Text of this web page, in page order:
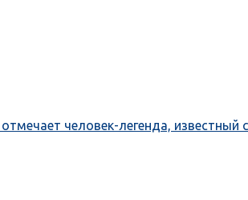
человек-легенда,